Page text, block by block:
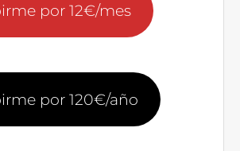
por 12€/mes
por 120€/año